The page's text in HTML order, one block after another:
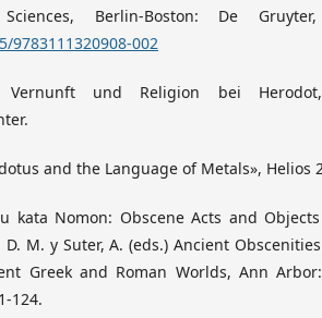
Berlin-Boston: De
9783111320908-002
und Religion bei Herodot,
and the Language of Metals», Helios
kata Nomon: Obscene Acts and
M. y Suter, A. (eds.) Ancient
Greek and Roman Worlds, Ann
124.